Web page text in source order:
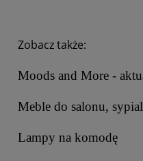
Zobacz także:
Moods and More -
Meble do salonu,
Lampy na komodę